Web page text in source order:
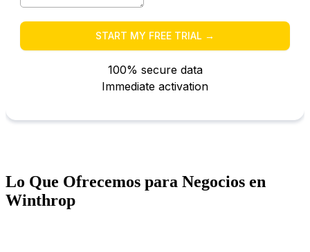
Lo Que Ofrecemos para Negocios en
Winthrop